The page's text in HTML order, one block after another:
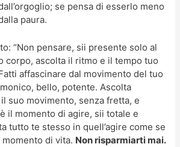
se pensa di esserlo meno
paura.
“Non pensare, sii presente solo al
corpo, ascolta il ritmo e il tempo tuo
affascinare dal movimento del tuo
bello, potente. Ascolta
suo movimento, senza fretta, e
il momento di agire, sii totale e
tutto te stesso in quell’agire come se
di vita. Non risparmiarti mai.